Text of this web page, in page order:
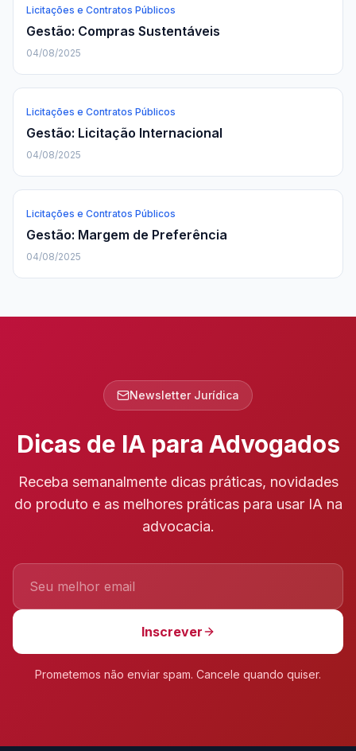
Licitações e Contratos Públicos
Gestão: Compras Sustentáveis
04/08/2025
Licitações e Contratos Públicos
Gestão: Licitação Internacional
04/08/2025
Licitações e Contratos Públicos
Gestão: Margem de Preferência
04/08/2025
Newsletter Jurídica
Dicas de IA para Advogados
Receba semanalmente dicas práticas, novidades
do produto e as melhores práticas para usar IA na
advocacia.
Inscrever
Prometemos não enviar spam. Cancele quando quiser.